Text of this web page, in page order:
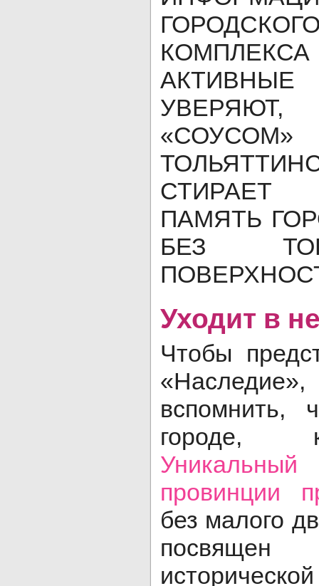
«СОУСОМ»
СТИРАЕТ
ПАМЯТЬ
БЕЗ
Уходит в
Чтобы
вспомнить,
городе,
провинции
без малого